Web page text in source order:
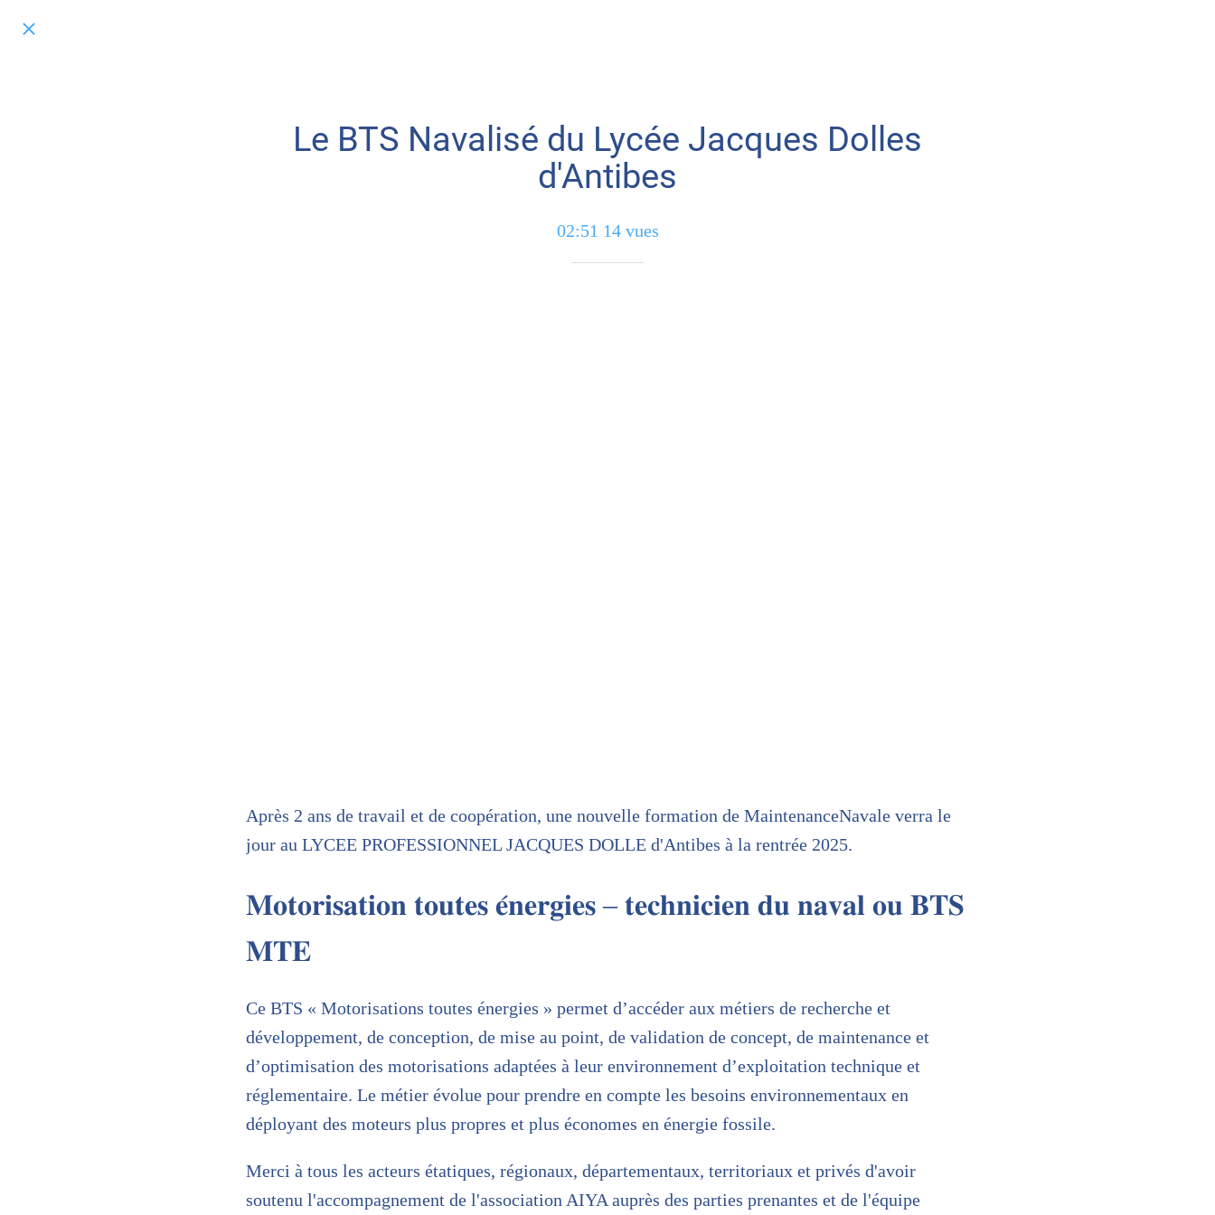
Le BTS Navalisé du Lycée Jacques Dolles
d'Antibes
02:51 14 vues
Après 2 ans de travail et de coopération, une nouvelle formation de MaintenanceNavale verra le
jour au LYCEE PROFESSIONNEL JACQUES DOLLE d'Antibes à la rentrée 2025.
𝐌𝐨𝐭𝐨𝐫𝐢𝐬𝐚𝐭𝐢𝐨𝐧 𝐭𝐨𝐮𝐭𝐞𝐬 𝐞́𝐧𝐞𝐫𝐠𝐢𝐞𝐬 – 𝐭𝐞𝐜𝐡𝐧𝐢𝐜𝐢𝐞𝐧 𝐝𝐮 𝐧𝐚𝐯𝐚𝐥 𝐨𝐮 𝐁𝐓𝐒
𝐌𝐓𝐄
Ce BTS « Motorisations toutes énergies » permet d’accéder aux métiers de recherche et
développement, de conception, de mise au point, de validation de concept, de maintenance et
d’optimisation des motorisations adaptées à leur environnement d’exploitation technique et
réglementaire. Le métier évolue pour prendre en compte les besoins environnementaux en
déployant des moteurs plus propres et plus économes en énergie fossile.
Merci à tous les acteurs étatiques, régionaux, départementaux, territoriaux et privés d'avoir
soutenu l'accompagnement de l'association AIYA auprès des parties prenantes et de l'équipe